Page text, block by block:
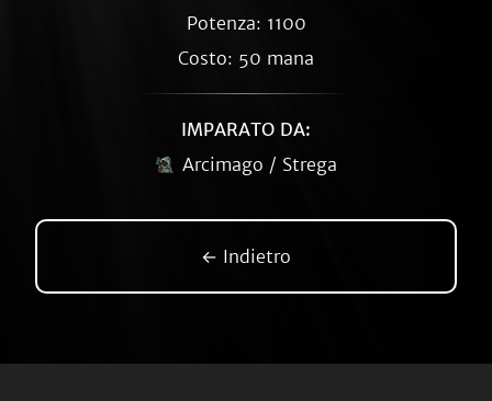
Potenza: 1100
Costo: 50 mana
IMPARATO DA:
Arcimago / Strega
← Indietro